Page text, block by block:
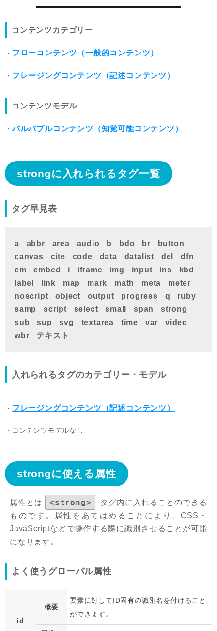
コンテンツカテゴリー
フローコンテンツ（一般的コンテンツ）
フレージングコンテンツ（記述コンテンツ）
コンテンツモデル
パルパブルコンテンツ（知覚可能コンテンツ）
strongに入れられるタグ一覧
タグ早見表
a abbr area audio b bdo br button
canvas cite code data datalist del dfn
em embed i iframe img input ins kbd
label link map mark math meta meter
noscript object output progress q ruby
samp script select small span strong
sub sup svg textarea time var video
wbr テキスト
入れられるタグのカテゴリー・モデル
フレージングコンテンツ（記述コンテンツ）
コンテンツモデルなし
strongに使える属性
属性とは <strong>
タグ内に入れることのできる
ものです。属性をあてはめることにより、CSS・
JavaScriptなどで操作する際に識別させることが可能
になります。
よく使うグローバル属性
id
概要
要素に対してID固有の識別名を付けること
ができます。